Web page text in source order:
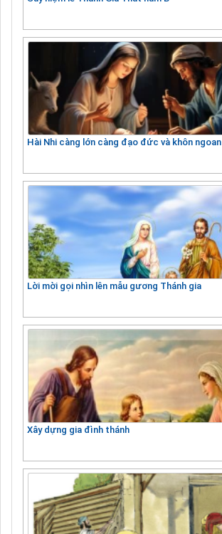
Hài Nhi càng lớn càng đạo đức và khôn ngoan
Lời mời gọi nhìn lên mẫu gương Thánh gia
Xây dựng gia đình thánh